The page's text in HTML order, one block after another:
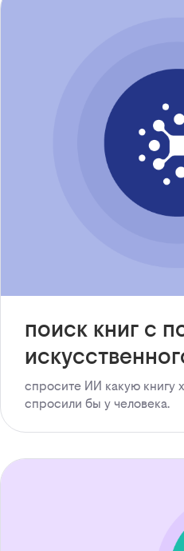
поиск книг с
спросите ИИ какую книгу
спросили бы у человека.